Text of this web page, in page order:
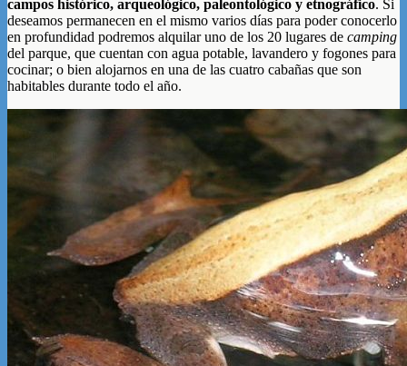
campos histórico, arqueológico, paleontológico y etnográfico. Si
deseamos permanecen en el mismo varios días para poder conocerlo
en profundidad podremos alquilar uno de los 20 lugares de camping
del parque, que cuentan con agua potable, lavandero y fogones para
cocinar; o bien alojarnos en una de las cuatro cabañas que son
habitables durante todo el año.